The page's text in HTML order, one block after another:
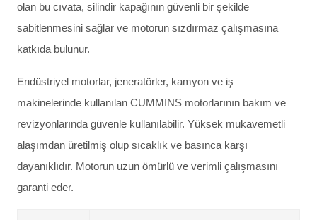
olan bu cıvata, silindir kapağının güvenli bir şekilde
sabitlenmesini sağlar ve motorun sızdırmaz çalışmasına
katkıda bulunur.
Endüstriyel motorlar, jeneratörler, kamyon ve iş
makinelerinde kullanılan CUMMINS motorlarının bakım ve
revizyonlarında güvenle kullanılabilir. Yüksek mukavemetli
alaşımdan üretilmiş olup sıcaklık ve basınca karşı
dayanıklıdır. Motorun uzun ömürlü ve verimli çalışmasını
garanti eder.